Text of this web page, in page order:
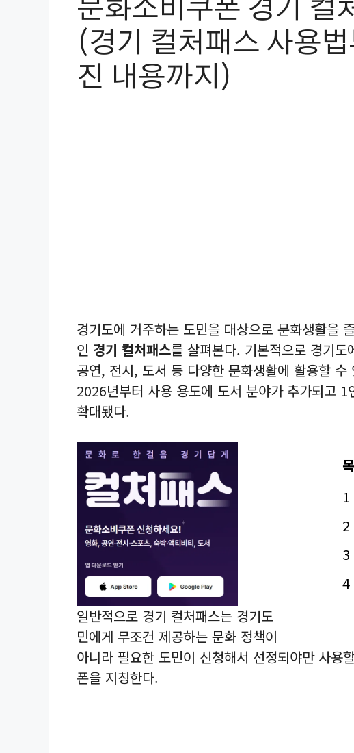
문화소비쿠폰 경기 컬
(경기 컬처패스 사용
진 내용까지)
경기도에 거주하는 도민을 대상으로 문화생활을
인 경기 컬처패스를 살펴본다. 기본적으로 경기
공연, 전시, 도서 등 다양한 문화생활에 활용할
2026년부터 사용 용도에 도서 분야가 추가되고
확대됐다.
1
2
3
4
일반적으로 경기 컬처패스는 경기도
민에게 무조건 제공하는 문화 정책이
아니라 필요한 도민이 신청해서 선정되야만 사용
폰을 지칭한다.